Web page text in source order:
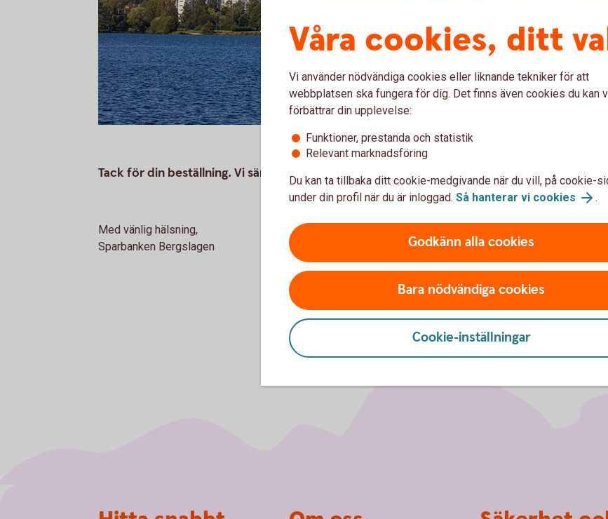
Tack för din beställning. Vi sänder boken hem till dig.
Med vänlig hälsning,
Sparbanken Bergslagen
Våra cookies, ditt
Vi använder nödvändiga cookies eller liknande tekniker för att
webbplatsen ska fungera för dig. Det finns även cookies du kan
förbättrar din upplevelse:
Funktioner, prestanda och statistik
Relevant marknadsföring
Du kan ta tillbaka ditt cookie-medgivande när du vill, på cookie-
under din profil när du är inloggad. Så hanterar vi cookies .
Godkänn alla cookies
Bara nödvändiga cookies
Cookie-inställningar